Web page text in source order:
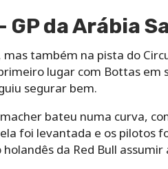
GP da Arábia
também na pista do
lugar com Bottas em
segurar bem.
bateu numa curva,
foi levantada e os pilotos
da Red Bull assumir